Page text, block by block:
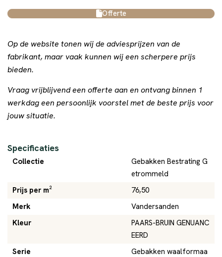
Offerte
Op de website tonen wij de adviesprijzen van de
fabrikant, maar vaak kunnen wij een scherpere prijs
bieden.
Vraag vrijblijvend een offerte aan en ontvang binnen 1
werkdag een persoonlijk voorstel met de beste prijs voor
jouw situatie.
Specificaties
Collectie
Gebakken Bestrating G
etrommeld
Prijs per m²
76,50
Merk
Vandersanden
Kleur
PAARS-BRUIN GENUANC
EERD
Serie
Gebakken waalformaa